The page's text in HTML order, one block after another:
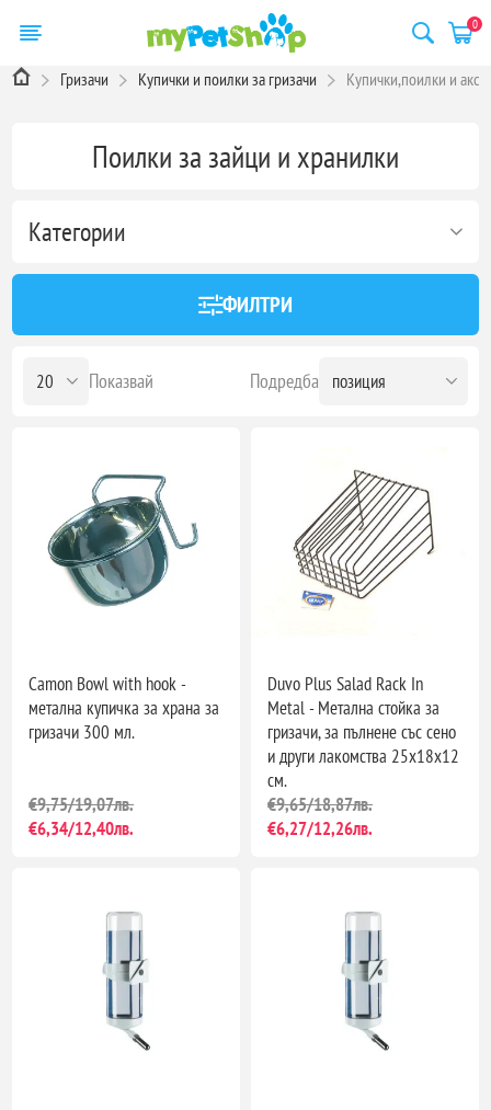
0
Гризачи Купички и поилки за гризачи Купички,поилки и
Поилки за зайци и хранилки
Категории
ФИЛТРИ
Подредба
Показвай
Camon Bowl with hook -
метална купичка за храна за
гризачи 300 мл.
€9,75/19,07лв.
€6,34/12,40лв.
Duvo Plus Salad Rack In
Metal - Метална стойка за
гризачи, за пълнене със сено
и други лакомства 25x18x12
см.
€9,65/18,87лв.
€6,27/12,26лв.